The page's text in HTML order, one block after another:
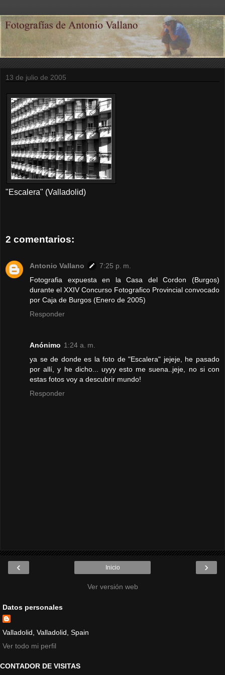
13 de julio de 2005
"Escalera" (Valladolid)
2 comentarios:
Antonio Vallano
7:25 p. m.
Fotografia expuesta en la Casa del Cordon (Burgos)
durante el XXIV Concurso Fotografico Provincial convocado
por Caja de Burgos (Enero de 2005)
Responder
Anónimo 1:24 a. m.
ya se de donde es la foto de "Escalera" jejeje, he pasado
por allí, y he dicho... uyyy esto me suena..jeje, no si con
estas fotos voy a descubrir mundo!
Responder
‹ ›
Inicio
Ver versión web
Datos personales
Valladolid, Valladolid, Spain
Ver todo mi perfil
CONTADOR DE VISITAS